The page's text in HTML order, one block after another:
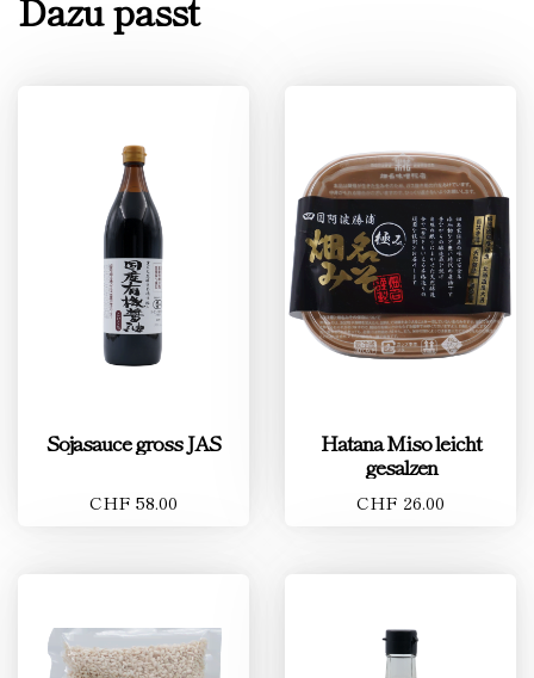
Sojasauce gross JAS
CHF 58.00
Hatana Miso leicht
gesalzen
CHF 26.00